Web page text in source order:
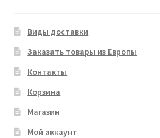
Виды доставки
Заказать товары из Европы
Контакты
Корзина
Магазин
Мой аккаунт